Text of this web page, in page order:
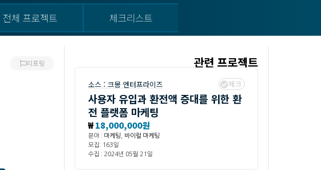
전체 프로젝트 체크리스트
리포팅 관련 프로젝트
소스 : 크몽 엔터프라이즈 체크
사용자 유입과 환전액 증대를 위한 환
전 플랫폼 마케팅
₩18,000,000원
분야 : 마케팅
바이럴 마케팅
모집: 163일
수집 : 2024년 05월 21일